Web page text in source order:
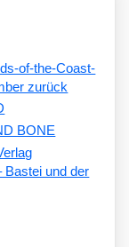
of-the-Coast-
zurück
BONE
Bastei und der